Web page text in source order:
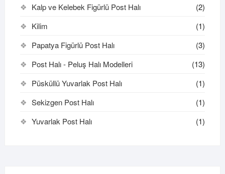
Kalp ve Kelebek Figürlü Post Halı
(2)
Kilim
(1)
Papatya Figürlü Post Halı
(3)
Post Halı - Peluş Halı Modelleri
(13)
Püsküllü Yuvarlak Post Halı
(1)
Sekizgen Post Halı
(1)
Yuvarlak Post Halı
(1)